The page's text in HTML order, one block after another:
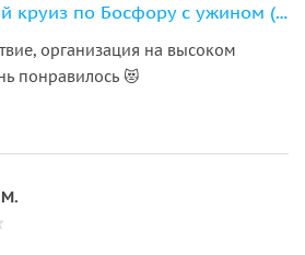
Вечерний 3-часовой круиз по Босфору с ужином (от причала)
организация на высоком
понравилось 😻